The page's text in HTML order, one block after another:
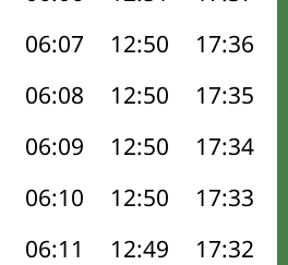
06:07 12:50 17:36
06:08 12:50 17:35
06:09 12:50 17:34
06:10 12:50 17:33
06:11 12:49 17:32